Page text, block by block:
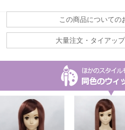
この商品についての
大量注文・タイアッ